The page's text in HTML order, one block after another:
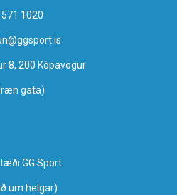
571 1020
8, 200 Kópavogur
gata)
GG Sport
um helgar)